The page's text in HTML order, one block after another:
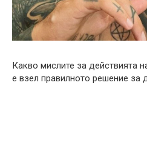
Какво мислите за действията
е взел правилното решение за